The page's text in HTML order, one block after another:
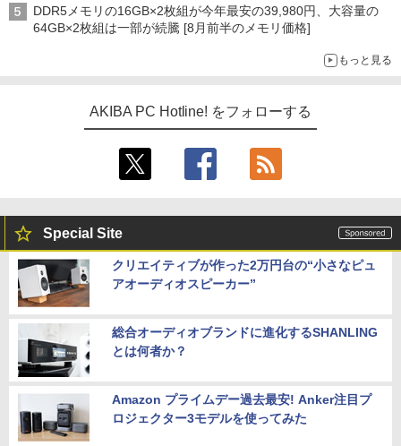
DDR5メモリの16GB×2枚組が今年最安の39,980円、大容量の
64GB×2枚組は一部が続騰 [8月前半のメモリ価格]
もっと見る
AKIBA PC Hotline! をフォローする
Special Site
クリエイティブが作った2万円台の“小さなピュ
アオーディオスピーカー”
総合オーディオブランドに進化するSHANLING
とは何者か？
Amazon プライムデー過去最安! Anker注目プ
ロジェクター3モデルを使ってみた